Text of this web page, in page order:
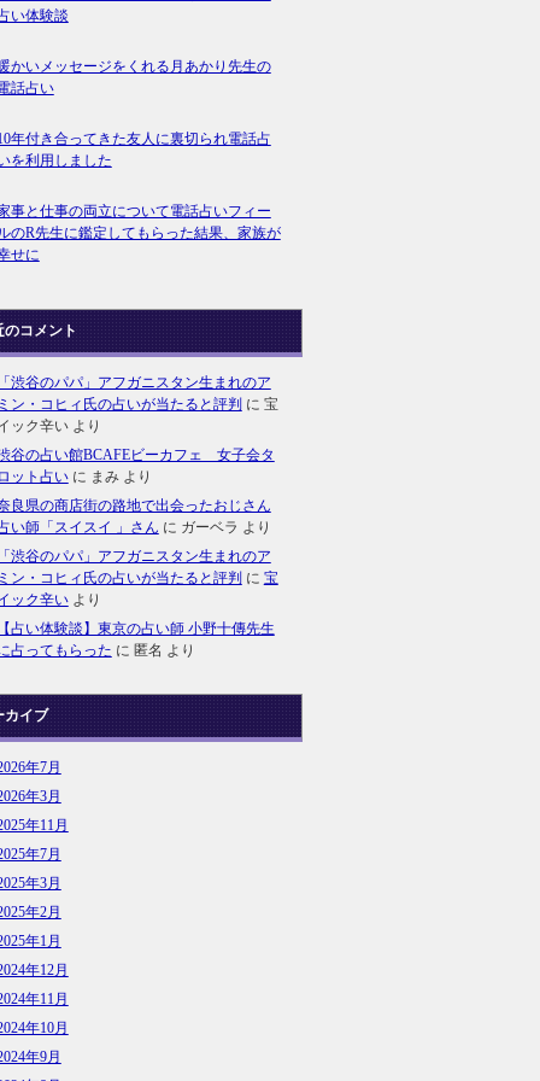
い体験談
かいメッセージをくれる月あかり先生の
話占い
年付き合ってきた友人に裏切られ電話占
を利用しました
事と仕事の両立について電話占いフィー
のR先生に鑑定してもらった結果、家族が
せに
のコメント
渋谷のパパ」アフガニスタン生まれのア
ン・コヒィ氏の占いが当たると評判 に 宝
ック辛いより
谷の占い館BCAFEビーカフェ 女子会タ
ット占いに まみより
良県の商店街の路地で出会ったおじさん
い師「スイスイ 」さん に ガーベラ より
渋谷のパパ」アフガニスタン生まれのア
ン・コヒィ氏の占いが当たると評判 に 宝
ック辛いより
占い体験談】東京の占い師 小野十傳先生
占ってもらった に 匿名 より
カイブ
年7月
年3月
年11月
年7月
年3月
年2月
年1月
年12月
年11月
年10月
年9月